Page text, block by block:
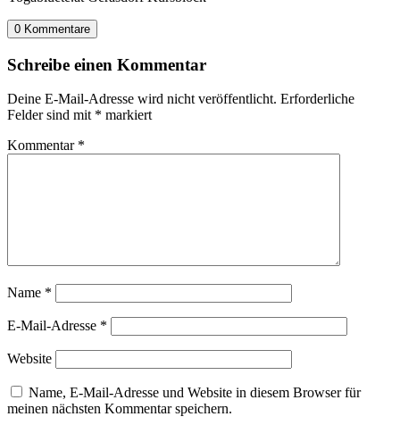
0 Kommentare
Schreibe einen Kommentar
Deine E-Mail-Adresse wird nicht veröffentlicht. Erforderliche
Felder sind mit * markiert
Kommentar *
Name *
E-Mail-Adresse *
Website
Name, E-Mail-Adresse und Website in diesem Browser für
meinen nächsten Kommentar speichern.